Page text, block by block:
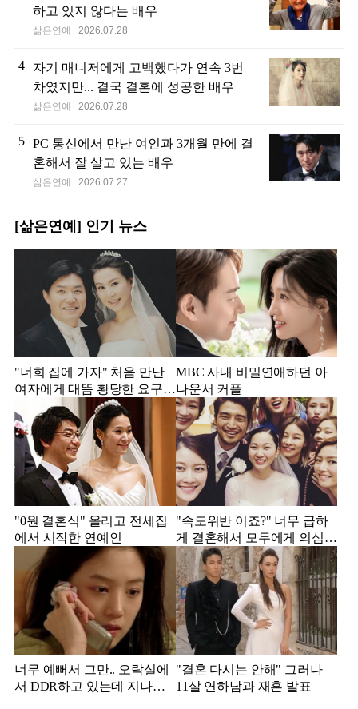
하고 있지 않다는 배우
삶은연예 2026.07.28
4
자기 매니저에게 고백했다가 연속 3번
차였지만... 결국 결혼에 성공한 배우
삶은연예 2026.07.28
5 PC 통신에서 만난 여인과 3개월 만에 결
혼해서 잘 살고 있는 배우
삶은연예 2026.07.27
[삶은연예] 인기 뉴스
"너희 집에 가자" 처음 만난
여자에게 대뜸 황당한 요구
했다는 MBC 아나운서
MBC 사내 비밀연애하던 아
나운서 커플
"0원 결혼식" 올리고 전세집
에서 시작한 연예인
"속도위반 이죠?" 너무 급하
게 결혼해서 모두에게 의심
받았던 스타
너무 예뻐서 그만.. 오락실에
서 DDR하고 있는데 지나가
"결혼 다시는 안해" 그러나
11살 연하남과 재혼 발표